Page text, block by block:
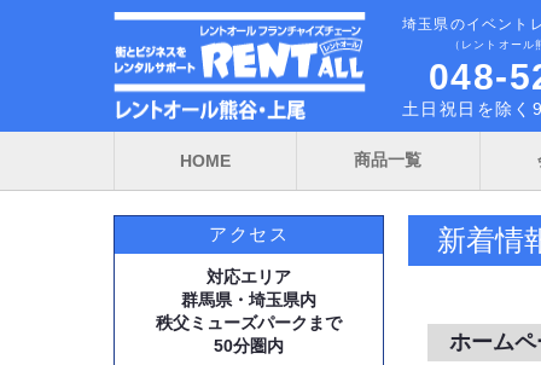
埼玉県のイベント
（レントオー
048-
土日祝日を除
HOME 商品一覧
アクセス
対応エリア
群馬県・埼玉県内
秩父ミューズパークまで
50分圏内
新着情
ホーム